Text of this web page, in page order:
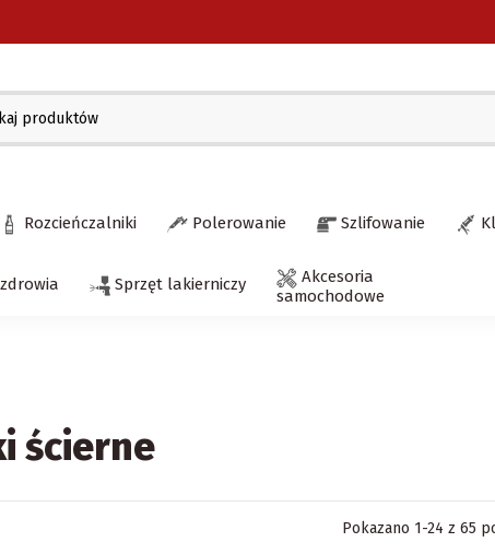
Rozcieńczalniki Polerowanie Szlifowanie
Sprzęt lakierniczy
Akcesoria
samochodowe
ścierne
Pokazano 1-24 z 65